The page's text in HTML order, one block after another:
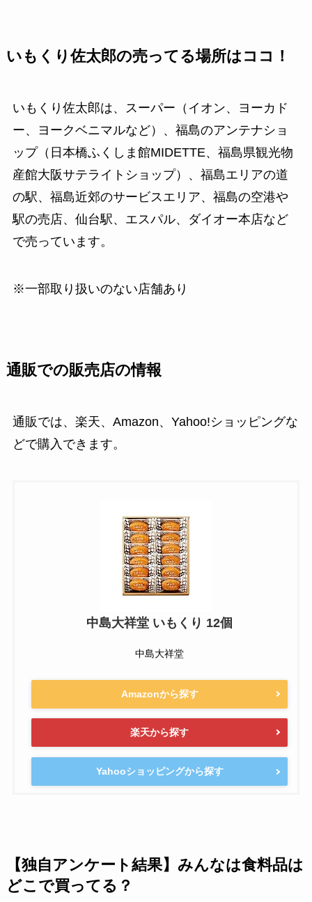
いもくり佐太郎の売ってる場所はココ！
いもくり佐太郎は、スーパー（イオン、ヨーカド
ー、ヨークベニマルなど）、福島のアンテナショ
ップ（日本橋ふくしま館MIDETTE、福島県観光物
産館大阪サテライトショップ）、福島エリアの道
の駅、福島近郊のサービスエリア、福島の空港や
駅の売店、仙台駅、エスパル、ダイオー本店など
で売っています。
※一部取り扱いのない店舗あり
通販での販売店の情報
通販では、楽天、Amazon、Yahoo!ショッピングな
どで購入できます。
中島大祥堂 いもくり 12個
中島大祥堂
Amazonから探す
楽天から探す
Yahooショッピングから探す
【独自アンケート結果】みんなは食料品は
どこで買ってる？